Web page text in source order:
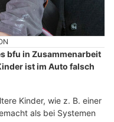
bfu in Zusammenarbeit
ist im Auto falsch
Kinder, wie z. B. einer
als bei Systemen